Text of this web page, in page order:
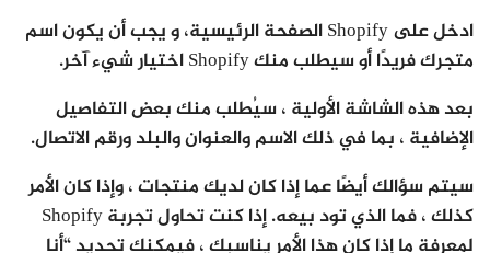
ادخل على Shopify الصفحة الرئيسية، و يجب أن يكون اسم
متجرك فريدًا أو سيطلب منك Shopify اختيار شيء آخر.
بعد هذه الشاشة الأولية ، سيُطلب منك بعض التفاصيل
الإضافية ، بما في ذلك الاسم والعنوان والبلد ورقم الاتصال.
سيتم سؤالك أيضًا عما إذا كان لديك منتجات ، وإذا كان الأمر
كذلك ، فما الذي تود بيعه. إذا كنت تحاول تجربة Shopify
لمعرفة ما إذا كان هذا الأمر يناسبك ، فيمكنك تحديد “أنا